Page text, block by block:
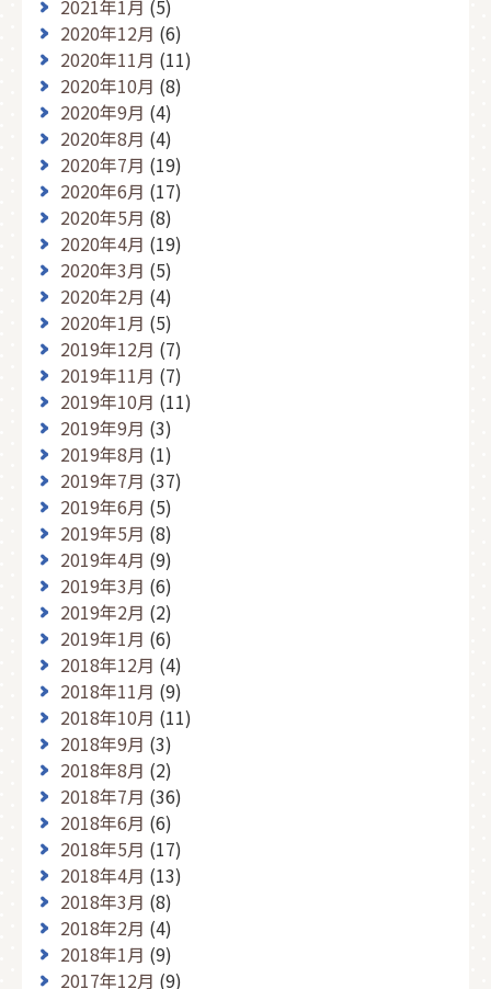
2021年1月 (5)
2020年12月 (6)
2020年11月 (11)
2020年10月 (8)
2020年9月 (4)
2020年8月 (4)
2020年7月 (19)
2020年6月 (17)
2020年5月 (8)
2020年4月 (19)
2020年3月 (5)
2020年2月 (4)
2020年1月 (5)
2019年12月 (7)
2019年11月 (7)
2019年10月 (11)
2019年9月 (3)
2019年8月 (1)
2019年7月 (37)
2019年6月 (5)
2019年5月 (8)
2019年4月 (9)
2019年3月 (6)
2019年2月 (2)
2019年1月 (6)
2018年12月 (4)
2018年11月 (9)
2018年10月 (11)
2018年9月 (3)
2018年8月 (2)
2018年7月 (36)
2018年6月 (6)
2018年5月 (17)
2018年4月 (13)
2018年3月 (8)
2018年2月 (4)
2018年1月 (9)
2017年12月 (9)